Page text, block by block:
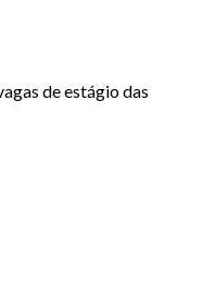
de estágio das